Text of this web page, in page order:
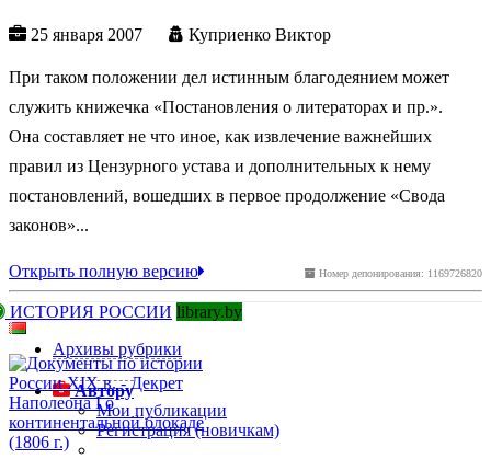
25 января 2007 Куприенко Виктор
При таком положении дел истинным благодеянием может
служить книжечка «Постановления о литераторах и пр.».
Она составляет не что иное, как извлечение важнейших
правил из Цензурного устава и дополнительных к нему
постановлений, вошедших в первое продолжение «Свода
законов»...
Номер депонирования: 1169726820
Открыть полную версию
ИСТОРИЯ РОССИИ library.by
Архивы рубрики
Автору
Мои публикации
Регистрация (новичкам)